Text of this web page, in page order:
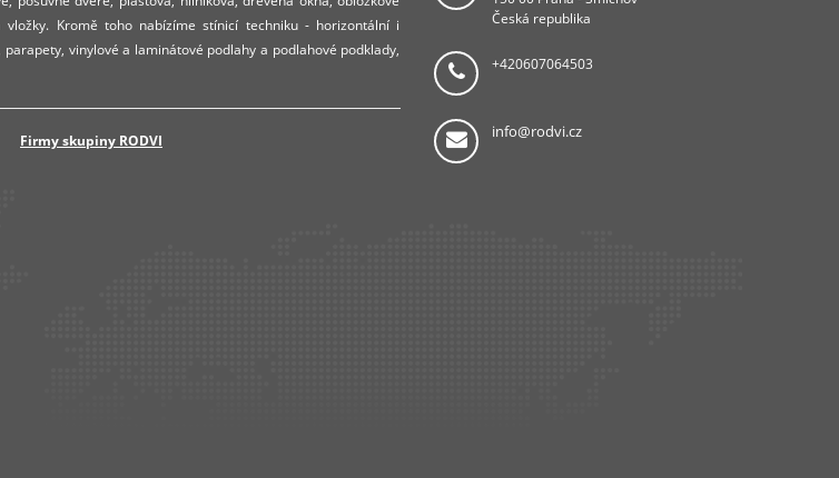
Kromě toho nabízíme stínicí techniku - horizontální i
vinylové a laminátové podlahy a podlahové podklady,
Firmy skupiny RODVI
Česká republika
+420607064503
info@rodvi.cz